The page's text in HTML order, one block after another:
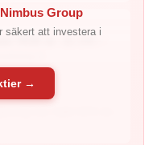
ROE är -11.1% –
Group
säkert att investera i
→